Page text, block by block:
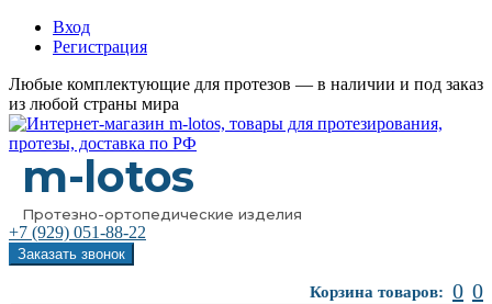
Вход
Регистрация
Любые комплектующие для протезов — в наличии и под заказ
из любой страны мира
m-lotos
Протезно-ортопедические изделия
+7 (929) 051-88-22
Заказать звонок
Корзина товаров: 0 0